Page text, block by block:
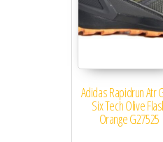
Adidas Rapidrun Atr
Six Tech Olive
Orange G27525